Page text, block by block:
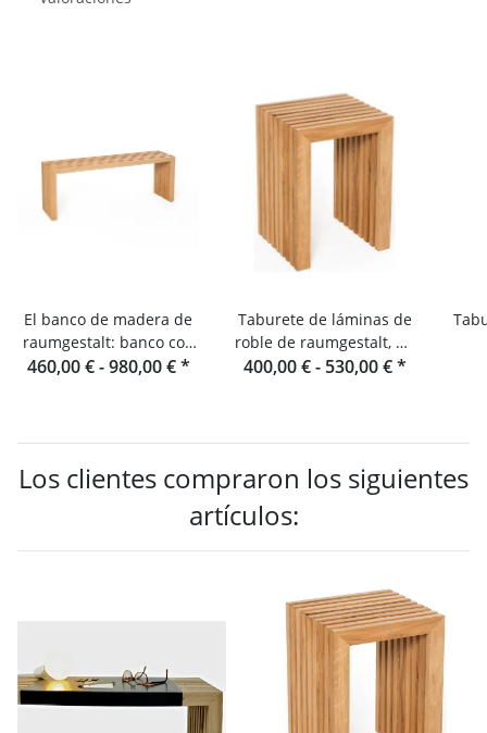
El banco de madera de
raumgestalt: banco con
asiento de láminas de
460,00 € -980,00 €*
Taburete de láminas de
roble de raumgestalt, de
la Selva Negra
400,00 € - 530,00 €*
Los clientes compraron los siguientes
artículos: